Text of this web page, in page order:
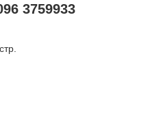
3759933